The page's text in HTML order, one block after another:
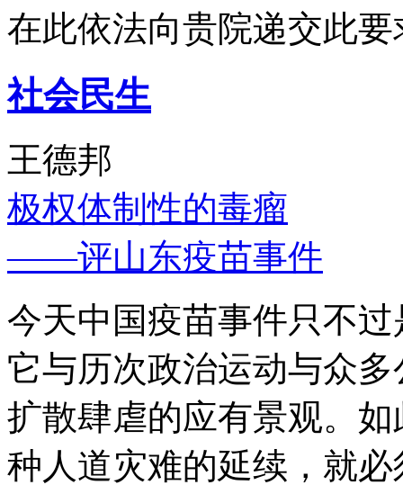
在此依法向贵院递交此要
社会民生
王德邦
极权体制性的毒瘤
——评山东疫苗事件
今天中国疫苗事件只不
它与历次政治运动与众
扩散肆虐的应有景观。
种人道灾难的延续，就